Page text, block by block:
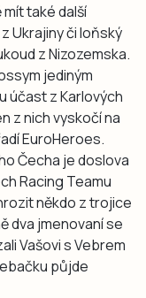
také další
Ukrajiny či loňský
z Nizozemska.
jediným
účast z Karlových
z nich vyskočí na
EuroHeroes.
Čecha je doslova
Racing Teamu
někdo z trojice
dva jmenovaní se
Vašovi s Vebrem
půjde